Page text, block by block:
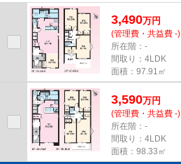
保できます。コチラの物件は...
3,490万円
(管理費・共益費 -)
所在階：-
間取り：4LDK
面積：97.91㎡
3,590万円
(管理費・共益費 -)
所在階：-
間取り：4LDK
面積：98.33㎡